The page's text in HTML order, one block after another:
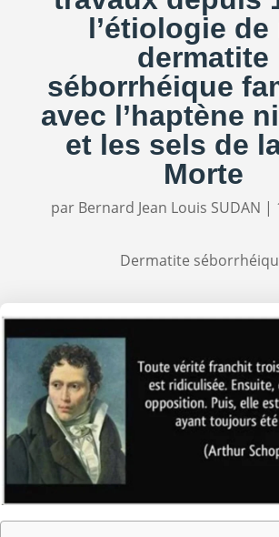
l’étiologie de
dermatite
séborrhéique
avec l’haptène
et les sels de
Morte
par Bernard Jean Louis SUDAN |
Dermatite